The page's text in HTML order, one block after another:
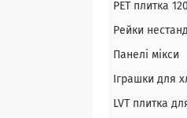
PЕT плитка
Рейки
Панелі мікси
Іграшки для
LVT плитка